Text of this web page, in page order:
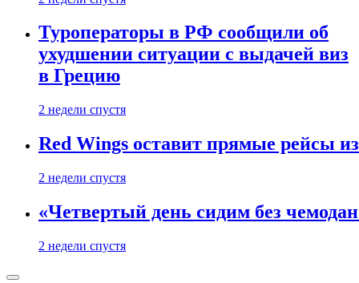
Туроператоры в РФ сообщили об
ухудшении ситуации с выдачей виз
в Грецию
2 недели спустя
Red Wings оставит прямые рейсы
2 недели спустя
«Четвертый день сидим без
2 недели спустя